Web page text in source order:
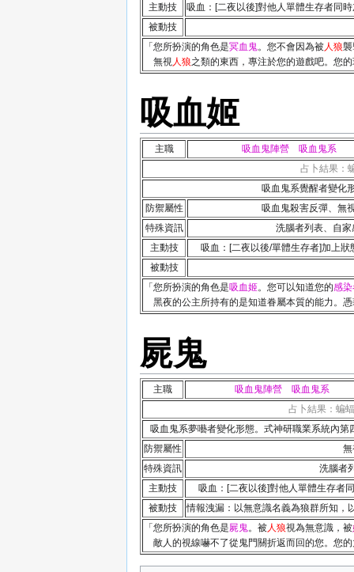
主動技
吸血：[二夜以後]對他人單體生存者同
被動技
「您所扮演的角色是冥血鬼。您不會因為被人狼
無視人狼之類的東西，專注於您的遊戲吧。您
吸血姬
主職
吸血鬼陣營 吸血鬼系
占卜結果：
吸血鬼系覺醒者變化
防禦屬性
吸血鬼殺害反彈、無
特殊資訊
洗腦者列表、自
主動技
吸血：[二夜以後/單體生存者]加上
被動技
「您所扮演的角色是吸血姬。您可以知道您的感
黑夜的公主所持有的是知道眷屬本質的能力。
屍鬼
主職
吸血鬼陣營 吸血鬼系
占卜結果：蝙
吸血鬼系夢囈者變化形態。式神研職業系統內
防禦屬性
特殊資訊
洗腦者
主動技
吸血：[二夜以後]對他人單體生存者
被動技
情報洩漏：以無意識名義為狼群所知，
「您所扮演的角色是屍鬼。被人狼視為無意識，被
敵人的視線嚇不了從鬼門關折返而回的您。您